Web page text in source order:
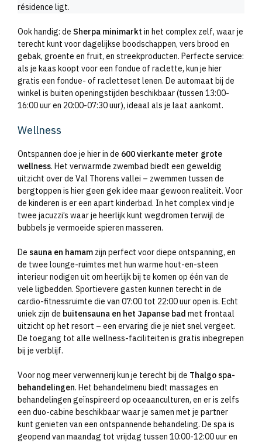
résidence ligt.
Ook handig: de Sherpa minimarkt in het complex zelf, waar je
terecht kunt voor dagelijkse boodschappen, vers brood en
gebak, groente en fruit, en streekproducten. Perfecte service:
als je kaas koopt voor een fondue of raclette, kun je hier
gratis een fondue- of racletteset lenen. De automaat bij de
winkel is buiten openingstijden beschikbaar (tussen 13:00-
16:00 uur en 20:00-07:30 uur), ideaal als je laat aankomt.
Wellness
Ontspannen doe je hier in de 600 vierkante meter grote
wellness. Het verwarmde zwembad biedt een geweldig
uitzicht over de Val Thorens vallei – zwemmen tussen de
bergtoppen is hier geen gek idee maar gewoon realiteit. Voor
de kinderen is er een apart kinderbad. In het complex vind je
twee jacuzzi’s waar je heerlijk kunt wegdromen terwijl de
bubbels je vermoeide spieren masseren.
De sauna en hamam zijn perfect voor diepe ontspanning, en
de twee lounge-ruimtes met hun warme hout-en-steen
interieur nodigen uit om heerlijk bij te komen op één van de
vele ligbedden. Sportievere gasten kunnen terecht in de
cardio-fitnessruimte die van 07:00 tot 22:00 uur open is. Echt
uniek zijn de buitensauna en het Japanse bad met frontaal
uitzicht op het resort – een ervaring die je niet snel vergeet.
De toegang tot alle wellness-faciliteiten is gratis inbegrepen
bij je verblijf.
Voor nog meer verwennerij kun je terecht bij de Thalgo spa-
behandelingen. Het behandelmenu biedt massages en
behandelingen geïnspireerd op oceaanculturen, en er is zelfs
een duo-cabine beschikbaar waar je samen met je partner
kunt genieten van een ontspannende behandeling. De spa is
geopend van maandag tot vrijdag tussen 10:00-12:00 uur en